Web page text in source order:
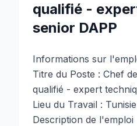
qualifié -
senior DAPP
Informations sur
Titre du Poste : Chef
qualifié - expert
Lieu du Travail : Tunisie
Description de l'emploi